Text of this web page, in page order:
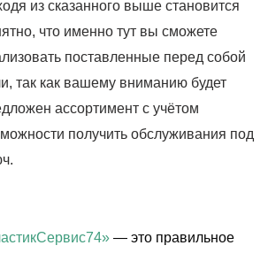
из сказанного выше становится
что именно тут вы сможете
поставленные перед собой
так как вашему вниманию будет
ассортимент с учётом
получить обслуживания под
— это правильное